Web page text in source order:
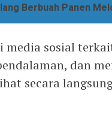
Berbuah Panen
media sosial
dan
secara